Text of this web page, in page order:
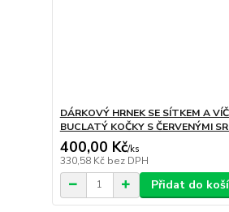
DÁRKOVÝ HRNEK SE SÍTKEM A
BUCLATÝ KOČKY S ČERVENÝMI
400,00 Kč/ks
330,58 Kč bez DPH
Přidat do